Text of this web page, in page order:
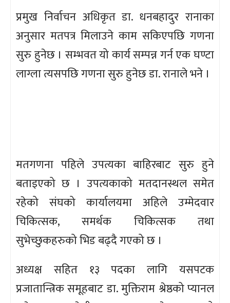
प्रमुख निर्वाचन अधिकृत डा. धनबहादुर रानाका
अनुसार मतपत्र मिलाउने काम सकिएपछि गणना
सुरु हुनेछ । सम्भवत यो कार्य सम्पन्न गर्न एक घण्टा
लाग्ला त्यसपछि गणना सुरु हुनेछ डा. रानाले भने ।
मतगणना पहिले उपत्यका बाहिरबाट सुरु हुने
बताइएको छ । उपत्यकाको मतदानस्थल समेत
रहेको संघको कार्यालयमा अहिले उम्मेदवार
चिकित्सक, समर्थक चिकित्सक तथा
सुभेच्छुकहरुको भिड बढ्दै गएको छ ।
अध्यक्ष सहित १३ पदका लागि यसपटक
प्रजातान्त्रिक समूहबाट डा. मुक्तिराम श्रेष्ठको प्यानल